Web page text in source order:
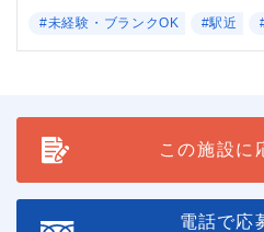
#未経験・ブランクOK #駅近
この施設に
電話で応